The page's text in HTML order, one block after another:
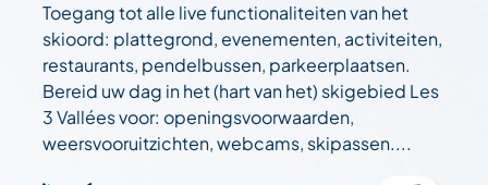
Toegang tot alle live functionaliteiten van het
skioord: plattegrond, evenementen, activiteiten,
restaurants, pendelbussen, parkeerplaatsen.
Bereid uw dag in het (hart van het) skigebied Les
3 Vallées voor: openingsvoorwaarden,
weersvooruitzichten, webcams, skipassen....